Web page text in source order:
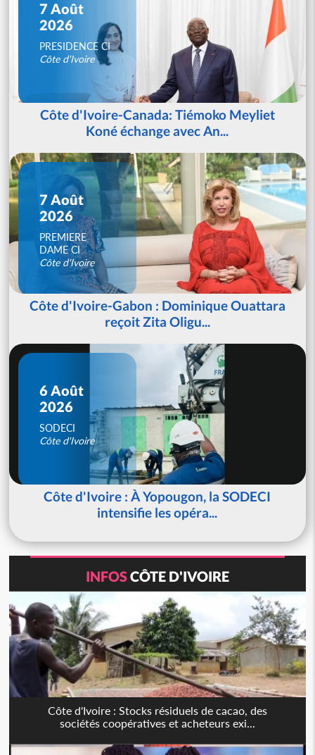
7 Août
2026
PRESIDENCE CI
Côte d'Ivoire
Côte d'Ivoire-Canada: Tiémoko Meyliet
Koné échange avec An...
7 Août
2026
PREMIERE
DAME CI
Côte d'Ivoire
Côte d'Ivoire-Gabon : Dominique Ouattara
reçoit Zita Oligu...
6 Août
2026
SODECI
Côte d'Ivoire
Côte d'Ivoire : À Yopougon, la SODECI
intensifie les opéra...
INFOSCÔTE D'IVOIRE
Côte d'Ivoire : Stocks résiduels de cacao, des
sociétés coopératives et acheteurs exi...